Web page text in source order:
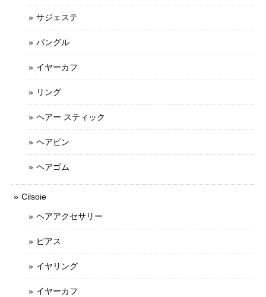
サジェステ
バングル
イヤーカフ
リング
ヘアー スティック
ヘアピン
ヘアゴム
Cilsoie
ヘアアクセサリー
ピアス
イヤリング
イヤーカフ